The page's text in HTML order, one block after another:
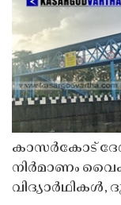
കാസർകോട്
നിർമാണം
വിദ്യാർഥികൾ,